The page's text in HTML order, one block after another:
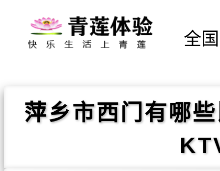
全国
萍乡市西门有哪